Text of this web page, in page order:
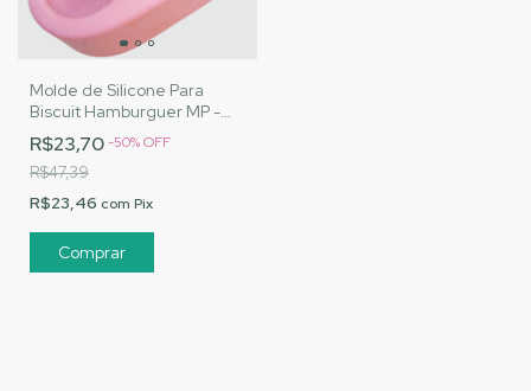
Molde de Silicone Para
Biscuit Hamburguer MP -
MJ Artesanatos |Cód. 1524
R$23,70-50%OFF
R$47,39
R$23,46 com Pix